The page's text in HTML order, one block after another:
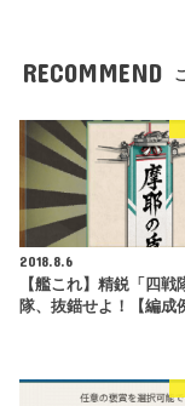
RECOMMEND
2018.8.6
【艦これ】精鋭「四戦
隊、抜錨せよ！【編成